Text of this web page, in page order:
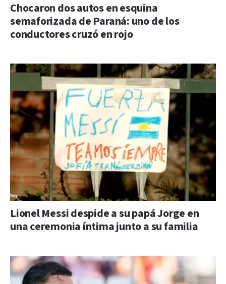
Chocaron dos autos en esquina
semaforizada de Paraná: uno de los
conductores cruzó en rojo
Lionel Messi despide a su papá Jorge en
una ceremonia íntima junto a su familia